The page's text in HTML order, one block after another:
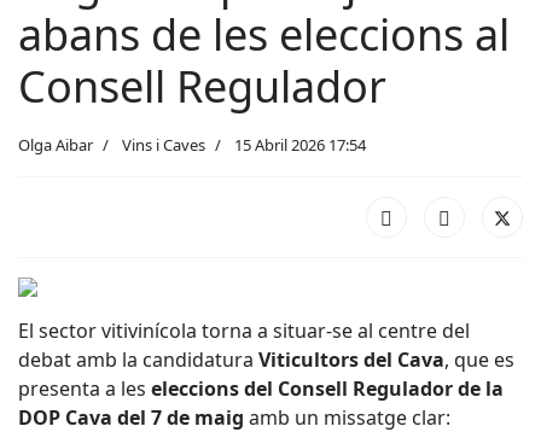
abans de les eleccions al
Consell Regulador
Olga Aibar Vins i Caves 15 Abril 2026 17:54
El sector vitivinícola torna a situar-se al centre del
debat amb la candidatura Viticultors del Cava, que es
presenta a les eleccions del Consell Regulador de la
DOP Cava del 7 de maig amb un missatge clar: